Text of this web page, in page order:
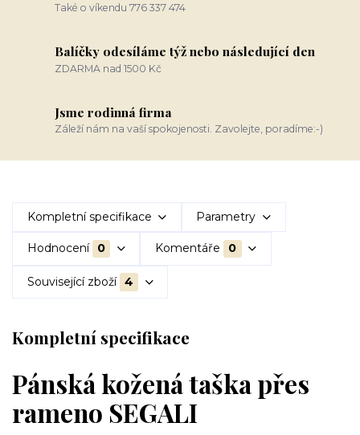
Také o víkendu 776 337 474
Balíčky odesíláme týž nebo následující den
ZDARMA nad 1500 Kč
Jsme rodinná firma
Záleží nám na vaší spokojenosti. Zavolejte, poradíme:-)
Kompletní specifikace Parametry
Hodnocení 0 Komentáře 0
Související zboží 4
Kompletní specifikace
Pánská kožená taška přes
rameno SEGALI